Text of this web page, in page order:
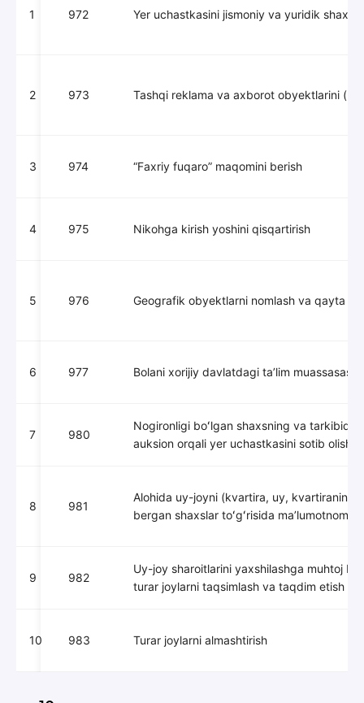
1 972 Yer uchastkasini jismoniy va yuridik
2 973 Tashqi reklama va axborot obyektlarini
3 974 “Faxriy fuqaro” maqomini berish
4 975 Nikohga kirish yoshini qisqartirish
5 976 Geografik obyektlarni nomlash va qayta
6 977 Bolani xorijiy davlatdagi taʼlim
7 980
Nogironligi boʻlgan shaxsning va tarkibida
auksion orqali yer uchastkasini sotib olish
8 981
Alohida uy-joyni (kvartira, uy, kvartiraning
bergan shaxslar toʻgʻrisida maʼlumotnoma
9 982
Uy-joy sharoitlarini yaxshilashga muhtoj
turar joylarni taqsimlash va taqdim etish
10 983 Turar joylarni almashtirish